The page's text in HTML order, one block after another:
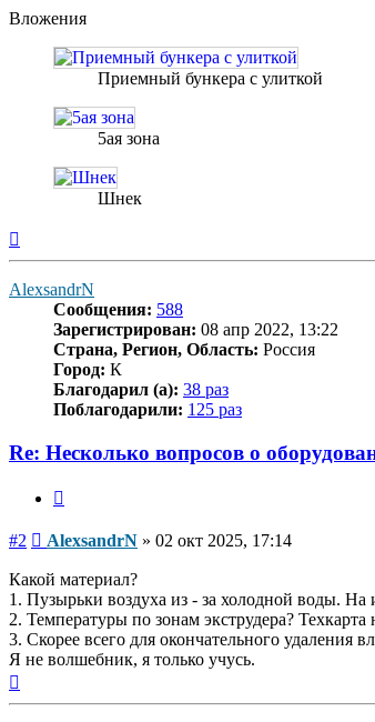
Вложения
Приемный бункера с улиткой
5ая зона
Шнек
AlexsandrN
Сообщения: 588
Зарегистрирован: 08 апр 2022, 13:22
Страна, Регион, Область: Россия
Город: К
Благодарил (а): 38 раз
Поблагодарили: 125 раз
Re: Несколько вопросов о
#2 Сообщение
AlexsandrN » 02 окт 2025, 17:14
Какой материал?
1. Пузырьки воздуха из - за холодной воды.
2. Температуры по зонам экструдера? Техкарта
3. Скорее всего для окончательного
Я не волшебник, я только учусь.